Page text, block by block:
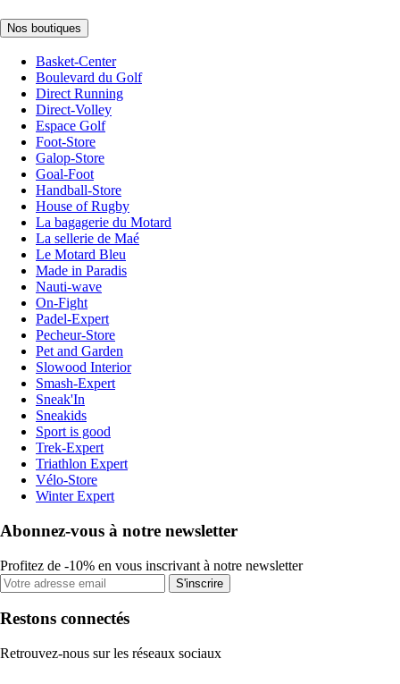
Nos boutiques
Basket-Center
Boulevard du Golf
Direct Running
Direct-Volley
Espace Golf
Foot-Store
Galop-Store
Goal-Foot
Handball-Store
House of Rugby
La bagagerie du Motard
La sellerie de Maé
Le Motard Bleu
Made in Paradis
Nauti-wave
On-Fight
Padel-Expert
Pecheur-Store
Pet and Garden
Slowood Interior
Smash-Expert
Sneak'In
Sneakids
Sport is good
Trek-Expert
Triathlon Expert
Vélo-Store
Winter Expert
Abonnez-vous à notre newsletter
Profitez de -10% en vous inscrivant à notre newsletter
S'inscrire
Restons connectés
Retrouvez-nous sur les réseaux sociaux